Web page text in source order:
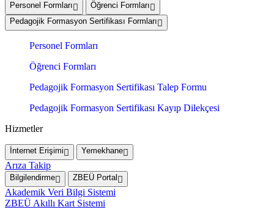
Personel Formları
Öğrenci Formları
Pedagojik Formasyon Sertifikası Formları
Personel Formları
Öğrenci Formları
Pedagojik Formasyon Sertifikası Talep Formu
Pedagojik Formasyon Sertifikası Kayıp Dilekçesi
Hizmetler
İnternet Erişimi Yemekhane
Arıza Takip
Bilgilendirme ZBEÜ Portal
Akademik Veri Bilgi Sistemi
ZBEÜ Akıllı Kart Sistemi